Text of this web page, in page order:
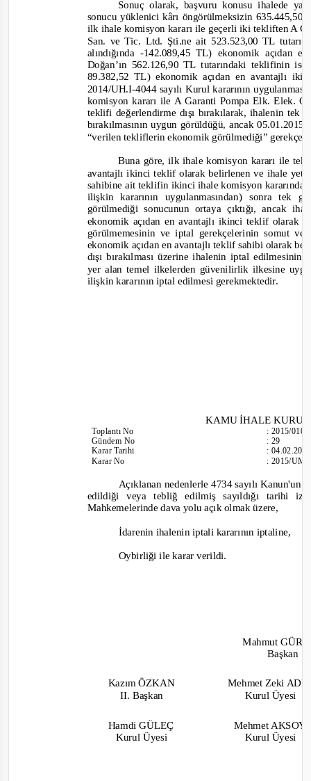
Sonuç olarak, başvuru konusu ihalede
sonucu yüklenici kârı öngörülmeksizin
ilk ihale komisyon kararı ile geçerli iki tekliften A
San. ve Tic. Ltd. Şti.ne ait 523.523,00 TL
alındığında -142.089,45 TL) ekonomik açıdan
Doğan’ın 562.126,90 TL tutarındaki teklifinin
89.382,52 TL) ekonomik açıdan en avantajlı
2014/UH.I-4044 sayılı Kurul kararının
komisyon kararı ile A Garanti Pompa Elk. Elek.
teklifi değerlendirme dışı bırakılarak, ihalenin
bırakılmasının uygun görüldüğü, ancak
“verilen tekliflerin ekonomik görülmediği”
Buna göre, ilk ihale komisyon kararı ile
avantajlı ikinci teklif olarak belirlenen ve ihale yet
sahibine ait teklifin ikinci ihale komisyon kararından
ilişkin kararının uygulanmasından) sonra
görülmediği sonucunun ortaya çıktığı, ancak
ekonomik açıdan en avantajlı ikinci teklif
görülmemesinin ve iptal gerekçelerinin somut
ekonomik açıdan en avantajlı teklif sahibi olarak
dışı bırakılması üzerineihalenin iptal edilmesinin
yer alan temel ilkelerden güvenilirlik ilkesine
ilişkin kararının iptal edilmesi gerekmektedir.
KAMU İHALE
Toplantı No
Gündem No
Karar Tarihi
Karar No
:2015/010
:29
:
:2015/
Açıklanan nedenlerle 4734 sayılı
edildiği veya tebliğ edilmiş sayıldığı tarihi
Mahkemelerinde dava yolu açık olmak üzere,
İdarenin ihalenin iptali kararının iptaline,
Oybirliğiile karar verildi.
Mahmut
Başkan
Kazım ÖZKAN
II. Başkan
Mehmet Zeki
Kurul Üyesi
Hamdi GÜLEÇ
Kurul Üyesi
Mehmet AKSOY
Kurul Üyesi